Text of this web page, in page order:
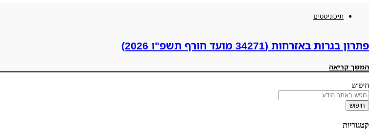
תיכוניסטים
פתרון בגרות באזרחות (34271 מועד חורף תשפ"ו 2026)
המשך קריאה
חיפוש
חיפוש
קטגוריות